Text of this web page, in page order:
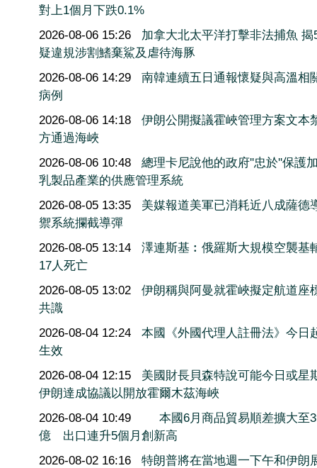
對上1個月下跌0.1%
2026-08-06 15:26
加拿大北太平洋打擊非法捕魚 揭
疑違規涉割鰭棄鯊及虐待海豚
2026-08-06 14:29
南韓連續五日通報懷疑與高溫相
病例
2026-08-06 14:18
伊朗公開擬議霍峽管理方案文本
方通過海峽
2026-08-06 10:48
總理卡尼說他的政府''忠於''保護
乳製品產業的供應管理系統
2026-08-05 13:35
美媒報道美軍已消耗近八成薩德
禦系統攔截導彈
2026-08-05 13:14
澤連斯基︰俄羅斯大規模空襲基
17人死亡
2026-08-05 13:02
伊朗稱與阿曼就霍峽擬定航道座
共識
2026-08-04 12:24
本國《外國代理人註冊法》今日
生效
2026-08-04 12:15
美國財長貝森特說可能今日或星
伊朗達成協議以開放霍爾木茲海峽
2026-08-04 10:49
本國6月商品貿易順差擴大至
億 出口連升5個月創新高
2026-08-02 16:16
特朗普將在當地週一下午和伊朗